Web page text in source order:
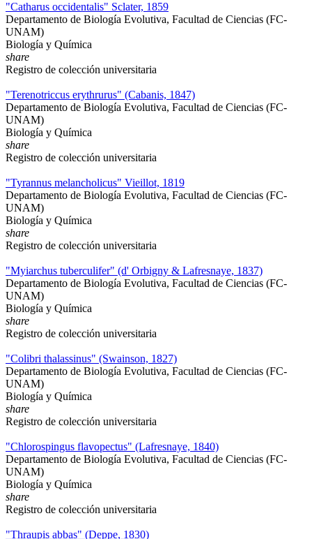
"Catharus occidentalis" Sclater, 1859
Departamento de Biología Evolutiva, Facultad de Ciencias (FC-
UNAM)
Biología y Química
share
Registro de colección universitaria
"Terenotriccus erythrurus" (Cabanis, 1847)
Departamento de Biología Evolutiva, Facultad de Ciencias (FC-
UNAM)
Biología y Química
share
Registro de colección universitaria
"Tyrannus melancholicus" Vieillot, 1819
Departamento de Biología Evolutiva, Facultad de Ciencias (FC-
UNAM)
Biología y Química
share
Registro de colección universitaria
"Myiarchus tuberculifer" (d' Orbigny & Lafresnaye, 1837)
Departamento de Biología Evolutiva, Facultad de Ciencias (FC-
UNAM)
Biología y Química
share
Registro de colección universitaria
"Colibri thalassinus" (Swainson, 1827)
Departamento de Biología Evolutiva, Facultad de Ciencias (FC-
UNAM)
Biología y Química
share
Registro de colección universitaria
"Chlorospingus flavopectus" (Lafresnaye, 1840)
Departamento de Biología Evolutiva, Facultad de Ciencias (FC-
UNAM)
Biología y Química
share
Registro de colección universitaria
"Thraupis abbas" (Deppe, 1830)